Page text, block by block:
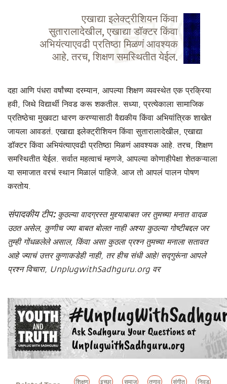
एखाद्या इलेक्ट्रीशियन किंवा
सुतारालादेखील, एखाद्या डॉक्टर किंवा
अभियंत्याएवढी प्रतिष्ठा मिळणं आवश्यक
आहे. तरच, शिक्षण समस्थितीत येईल.
दहा आणि पंधरा वर्षांच्या दरम्यान, आपल्या शिक्षण व्यवस्थेत एक प्रक्रिया
हवी, जिथे विद्यार्थी निवड करू शकतील. सध्या, प्रत्येकाला सामाजिक
प्रतिष्ठेचा मुखवटा धारण करण्यासाठी वैद्यकीय किंवा अभियांत्रिक शाखेत
जायला आवडतं. एखाद्या इलेक्ट्रीशियन किंवा सुतारालादेखील, एखाद्या
डॉक्टर किंवा अभियंत्याएवढी प्रतिष्ठा मिळणं आवश्यक आहे. तरच, शिक्षण
समस्थितीत येईल. सर्वात महत्वाचं म्हणजे, आपल्या कोणाहीपेक्षा शेतकऱ्याला
या समाजात वरचं स्थान मिळालं पाहिजे. आज तो आपलं पालन पोषण
करतोय.
संपादकीय टीप: कुठल्या वादग्रस्त मुद्द्याबाबत जर तुमच्या मनात वादळ
उठत असेल, कुणीच ज्या बाबत बोलत नाही अश्या कुठल्या गोष्टीबद्दल जर
तुम्ही गोंधळलेले असाल, किंवा असा कुठला प्रश्न तुमच्या मनाला सतावत
आहे ज्याचं उत्तर कुणाकडेही नाही, तर हीच संधी आहे! सद्गुरूंना आपले
प्रश्न विचारा, UnplugwithSadhguru.org वर
शिक्षण इच्छा समाज तणाव संगीत निवड